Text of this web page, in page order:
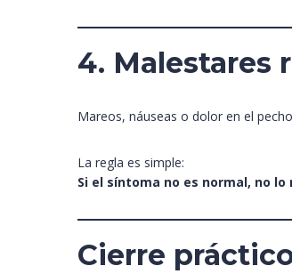
4. Malestares
Mareos, náuseas o dolor en el
La regla es simple:
Si el síntoma no es normal, no lo
Cierre